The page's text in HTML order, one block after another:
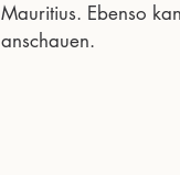
Mauritius. Ebenso
anschauen.